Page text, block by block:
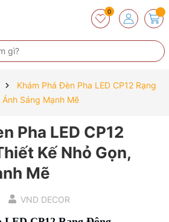
0
Khám Phá Đèn Pha LED CP12 Rạng
Sáng Mạnh Mẽ
Pha LED CP12
Kế Nhỏ Gọn,
Mẽ
VND DECOR